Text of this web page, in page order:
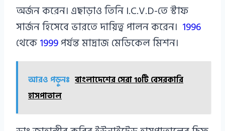
অর্জন করেন। এছাড়াও তিনি I.C.V.D-তে স্টাফ
সার্জন হিসেবে ভারতে দায়িত্ব পালন করেন। 1996
থেকে1999পর্যন্ত মাদ্রাজ মেডিকেল মিশন।
আরও পড়ুনঃ বাংলাদেশের সেরা 10টি বেসরকারি
হাসপাতাল